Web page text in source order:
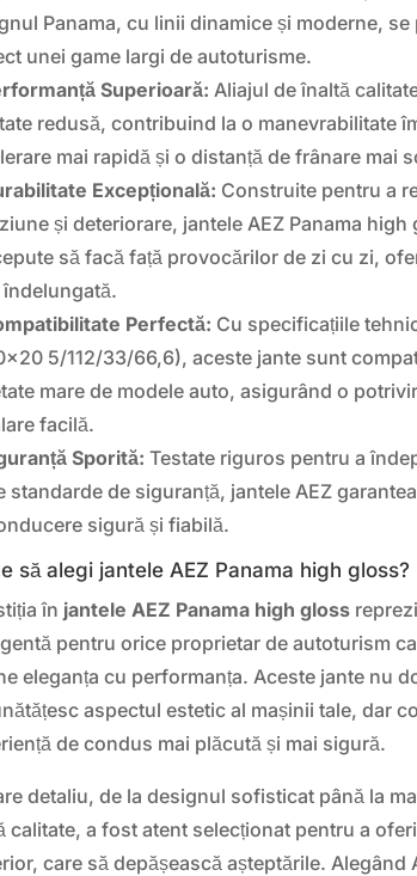
Panama, cu linii dinamice și moderne, se
unei game largi de autoturisme.
Superioară: Aliajul de înaltă
redusă, contribuind la o manevrabilitate
mai rapidă și o distanță de frânare mai
Excepțională: Construite pentru a
și deteriorare, jantele AEZ Panama high
să facă față provocărilor de zi cu zi,
îndelungată.
Perfectă: Cu specificațiile
5/112/33/66,6), aceste jante sunt
mare de modele auto, asigurând o
facilă.
Sporită: Testate riguros pentru a
standarde de siguranță, jantele AEZ
sigură și fiabilă.
să alegi jantele AEZ Panama high gloss?
în jantele AEZ Panama high gloss
pentru orice proprietar de autoturism
eleganța cu performanța. Aceste jante nu
aspectul estetic al mașinii tale, dar
de condus mai plăcută și mai sigură.
detaliu, de la designul sofisticat până la
calitate, a fost atent selecționat pentru a
care să depășească așteptările. Alegând